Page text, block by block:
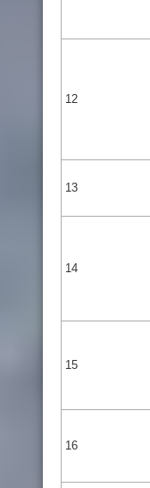
12
13
14
15
16